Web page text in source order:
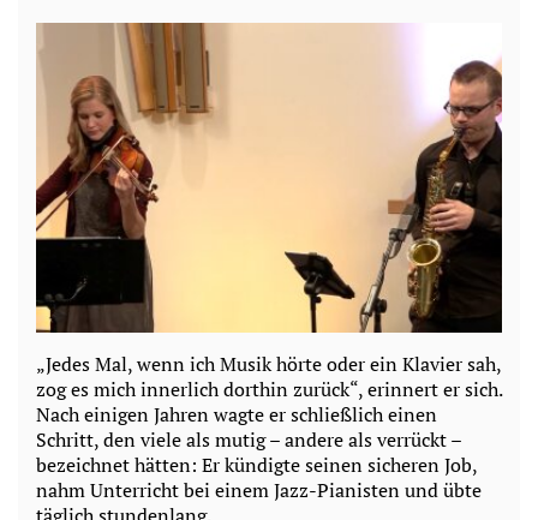
„Jedes Mal, wenn ich Musik hörte oder ein Klavier sah,
zog es mich innerlich dorthin zurück“, erinnert er sich.
Nach einigen Jahren wagte er schließlich einen
Schritt, den viele als mutig – andere als verrückt –
bezeichnet hätten: Er kündigte seinen sicheren Job,
nahm Unterricht bei einem Jazz-Pianisten und übte